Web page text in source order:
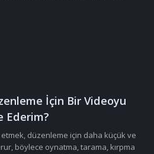
İçin Bir Videoyu
Ederim?
düzenleme için daha küçük ve
böylece oynatma, tarama, kırpma